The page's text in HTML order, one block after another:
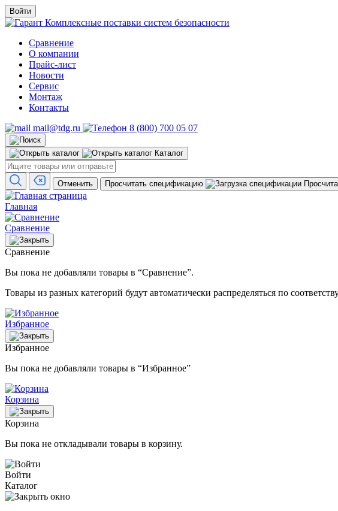
Войти
Комплексные поставки систем безопасности
Сравнение
О компании
Прайс-лист
Новости
Сервис
Монтаж
Контакты
mail@tdg.ru
8 (800) 700 05 07
Каталог
Отменить Просчитать спецификацию
Главная
Сравнение
Сравнение
Вы пока не добавляли товары в “Сравнение”.
Товары из разных категорий будут автоматически распределяться по
Избранное
Избранное
Вы пока не добавляли товары в “Избранное”
Корзина
Корзина
Вы пока не откладывали товары в корзину.
Войти
Каталог